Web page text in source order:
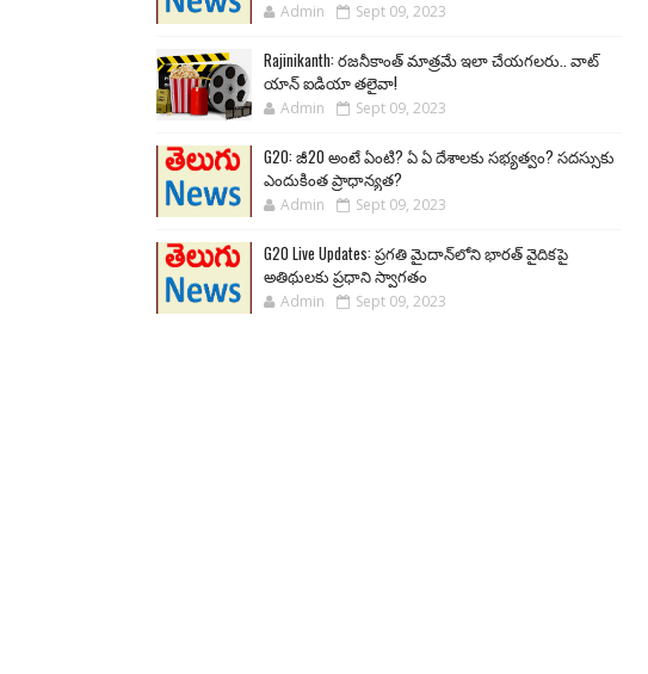
Admin Sept 09, 2023
Rajinikanth: రజనీకాంత్ మాత్రమే ఇలా చేయగలరు.. వాట్
యాన్ ఐడియా తలైవా!
Admin Sept 09, 2023
G20: జీ20 అంటే ఏంటి? ఏ ఏ దేశాలకు సభ్యత్వం? సదస్సుకు
ఎందుకింత ప్రాధాన్యత?
Admin Sept 09, 2023
G20 Live Updates: ప్రగతి మైదాన్‌లోని భారత్ వైదికపై
అతిథులకు ప్రధాని స్వాగతం
Admin Sept 09, 2023